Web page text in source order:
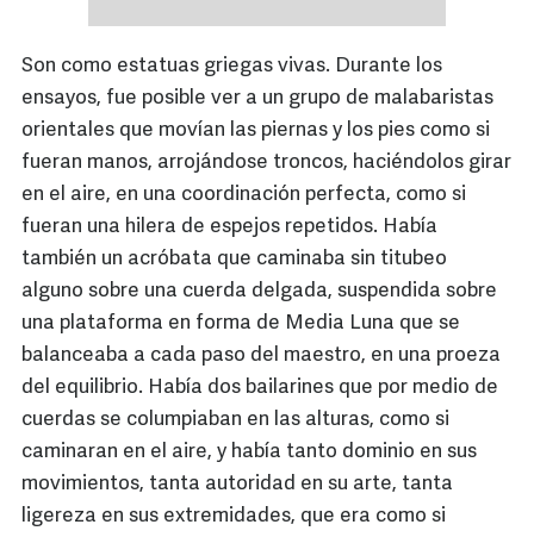
Son como estatuas griegas vivas. Durante los
ensayos, fue posible ver a un grupo de malabaristas
orientales que movían las piernas y los pies como si
fueran manos, arrojándose troncos, haciéndolos girar
en el aire, en una coordinación perfecta, como si
fueran una hilera de espejos repetidos. Había
también un acróbata que caminaba sin titubeo
alguno sobre una cuerda delgada, suspendida sobre
una plataforma en forma de Media Luna que se
balanceaba a cada paso del maestro, en una proeza
del equilibrio. Había dos bailarines que por medio de
cuerdas se columpiaban en las alturas, como si
caminaran en el aire, y había tanto dominio en sus
movimientos, tanta autoridad en su arte, tanta
ligereza en sus extremidades, que era como si